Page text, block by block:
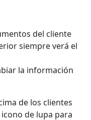
del cliente
siempre verá el
la información
de los clientes
de lupa para